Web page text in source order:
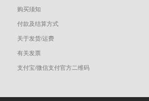
购买须知
付款及结算方式
关于发货/运费
有关发票
支付宝/微信支付官方二维码